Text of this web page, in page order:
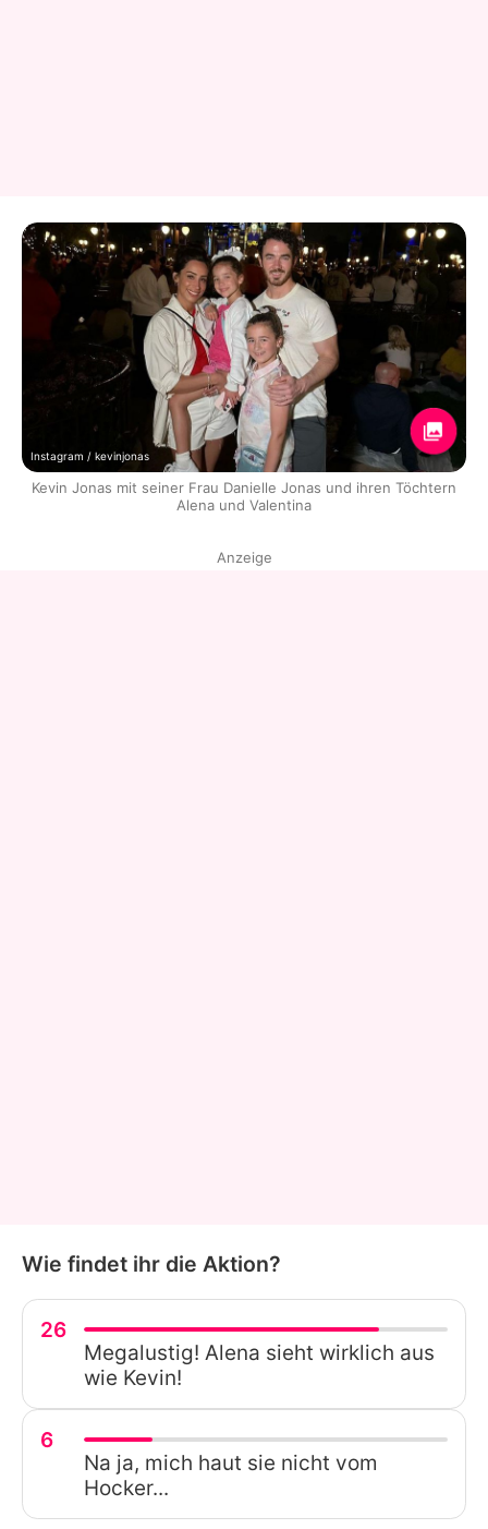
Instagram / kevinjonas
Kevin Jonas mit seiner Frau Danielle Jonas und ihren Töchtern
Alena und Valentina
Anzeige
Wie findet ihr die Aktion?
26
Megalustig! Alena sieht wirklich aus
wie Kevin!
6
Na ja, mich haut sie nicht vom
Hocker...